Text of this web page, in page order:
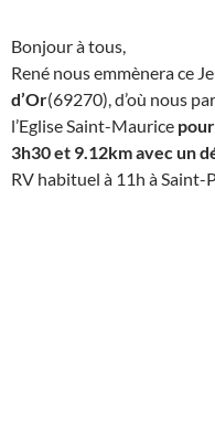
Bonjour à tous,
René nous emmènera ce
d’Or(69270), d’où nous
l’Eglise Saint-Maurice
3h30 et 9.12km avec un
RV habituel à 11h à Saint-